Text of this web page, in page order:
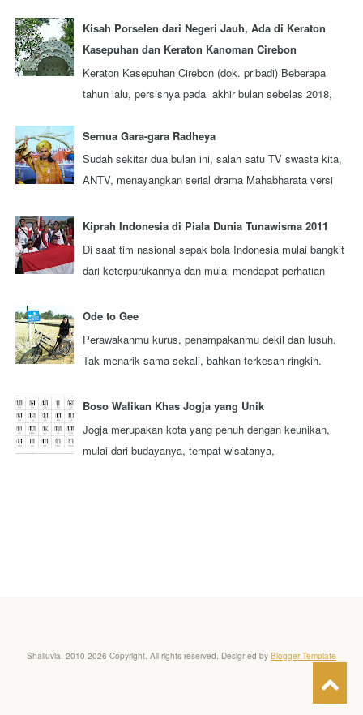
keistim...
Kisah Porselen dari Negeri Jauh, Ada di Keraton
Kasepuhan dan Keraton Kanoman Cirebon
Keraton Kasepuhan Cirebon (dok. pribadi) Beberapa
tahun lalu, persisnya pada akhir bulan sebelas 2018,
Semua Gara-gara Radheya
Sudah sekitar dua bulan ini, salah satu TV swasta kita,
ANTV, menayangkan serial drama Mahabharata versi
Kiprah Indonesia di Piala Dunia Tunawisma 2011
Di saat tim nasional sepak bola Indonesia mulai bangkit
dari keterpurukannya dan mulai mendapat perhatian
Ode to Gee
Perawakanmu kurus, penampakanmu dekil dan lusuh.
Tak menarik sama sekali, bahkan terkesan ringkih.
Boso Walikan Khas Jogja yang Unik
Jogja merupakan kota yang penuh dengan keunikan,
mulai dari budayanya, tempat wisatanya,
Shalluvia. 2010-2026 Copyright. All rights reserved. Designed by Blogger Template